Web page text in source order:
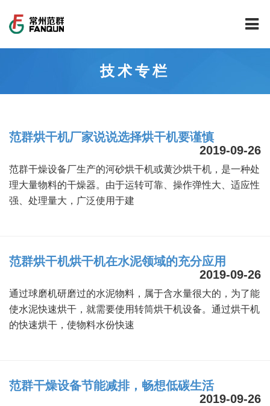
公司荣誉
范群文化
载体催化剂全自动生产线系列
回转圆筒干燥焙烧系列
喷雾干燥机系列
带式干燥焙烧系列
真空干燥系列
新能源新材料行业
制药行业
环保行业
化工行业
技术中心
工程实验室
质量监督技术中心
新闻中心
行业新闻
技术专栏
常见问题
社会责任
全球契约组织成员
公共责任
绿色发展
绿色工厂
人才招聘
技术专栏
范群烘干机厂家说说选择烘干机要谨慎
2019-09-26
范群干燥设备厂生产的河砂烘干机或黄沙烘干机，是一种处
理大量物料的干燥器。由于运转可靠、操作弹性大、适应性
强、处理量大，广泛使用于建
范群烘干机烘干机在水泥领域的充分应用
2019-09-26
通过球磨机研磨过的水泥物料，属于含水量很大的，为了能
使水泥快速烘干，就需要使用转筒烘干机设备。通过烘干机
的快速烘干，使物料水份快速
范群干燥设备节能减排，畅想低碳生活
2019-09-26